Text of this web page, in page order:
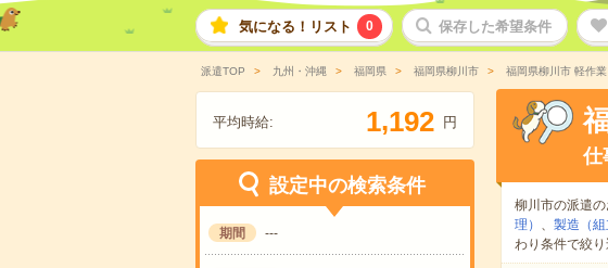
気になる！リスト 0 保存した希望条件
派遣TOP 九州・沖縄 福岡県 福岡県柳川市 福岡県柳川市 軽作
平均時給: 1,192 円
設定中の検索条件
期間 ---
仕
柳川市の派遣
理） 、 製造（組
わり条件で絞り